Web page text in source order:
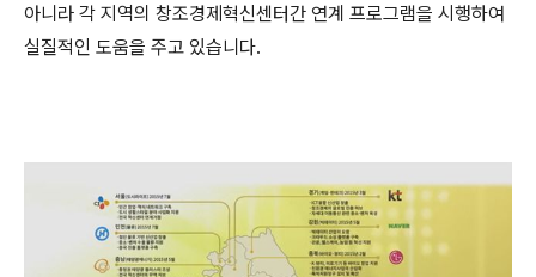
아니라 각 지역의 창조경제혁신센터간 연계 프로그램을 시행하여
실질적인 도움을 주고 있습니다.